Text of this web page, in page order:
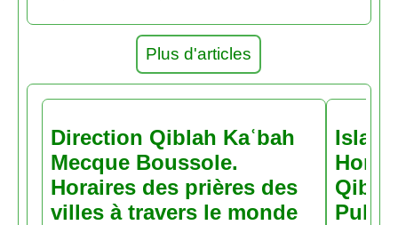
Plus d'articles
Direction Qiblah Kaʿbah
Mecque Boussole.
Horaires des prières des
villes à travers le monde
Pubs